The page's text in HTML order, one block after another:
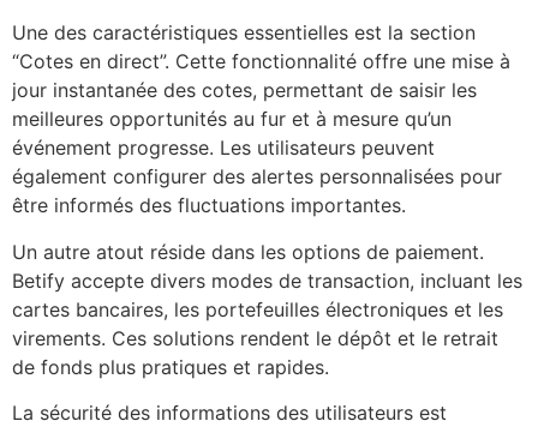
Une des caractéristiques essentielles est la section
“Cotes en direct”. Cette fonctionnalité offre une mise à
jour instantanée des cotes, permettant de saisir les
meilleures opportunités au fur et à mesure qu’un
événement progresse. Les utilisateurs peuvent
également configurer des alertes personnalisées pour
être informés des fluctuations importantes.
Un autre atout réside dans les options de paiement.
Betify accepte divers modes de transaction, incluant les
cartes bancaires, les portefeuilles électroniques et les
virements. Ces solutions rendent le dépôt et le retrait
de fonds plus pratiques et rapides.
La sécurité des informations des utilisateurs est